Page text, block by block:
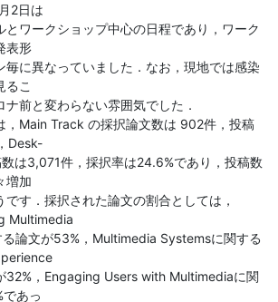
2日は
とワークショップ中心の日程であり，ワーク
表形
毎に異なっていました．なお，現地では感染
るこ
ナ前と変わらない雰囲気でした．
，Main Track の採択論文数は 902件，投稿
Desk-
は3,071件，採択率は24.6%であり，投稿数
増加
です．採択された論文の割合としては，
Multimedia
論文が53%，Multimedia Systemsに関する
32%，Engaging Users with Multimediaに関
であっ